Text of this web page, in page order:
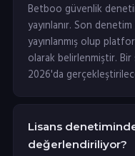
Betboo güvenlik
yayınlanır. Son
yayınlanmış olup
olarak belirlenmiştir. Bir
2026'da
Lisans
değerlendiriliyor?